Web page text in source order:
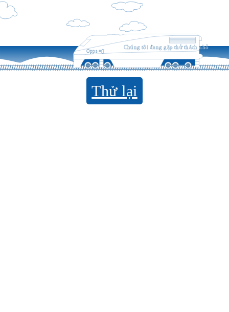
Opps =((
Chúng tôi đang gặp thử thách nhỏ
Thử lại